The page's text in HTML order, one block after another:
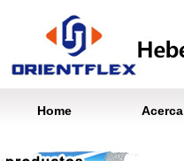
Home Acerca